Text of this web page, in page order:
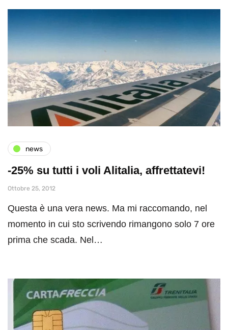
news
-25% su tutti i voli Alitalia, affrettatevi!
Ottobre 25, 2012
Questa è una vera news. Ma mi raccomando, nel
momento in cui sto scrivendo rimangono solo 7 ore
prima che scada. Nel…